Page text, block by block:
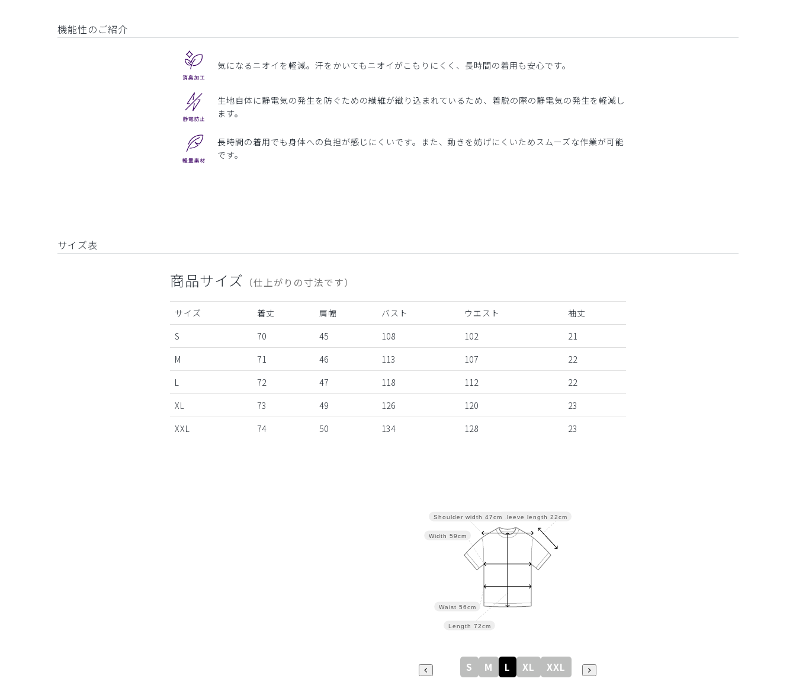
機能性のご紹介
気になるニオイを軽減。汗をかいてもニオイがこもりにくく、長時間の着用も安心です。
生地自体に静電気の発生を防ぐための繊維が織り込まれているため、着脱の際の静電気の発生を軽減し
ます。
長時間の着用でも身体への負担が感じにくいです。また、動きを妨げにくいためスムーズな作業が可能
です。
サイズ表
商品サイズ （仕上がりの寸法です）
サイズ 着丈 肩幅 バスト ウエスト
袖丈
S
70 45 108 102
21
M
71 46 113 107
22
L
72 47 118 112
22
XL
73 49 126 120
23
XXL
74 50 134 128 23
Sleeve length 22cm
Length 72cm
Waist 56cm
Width 59cm
Shoulder width 47cm
S M L XL XXL